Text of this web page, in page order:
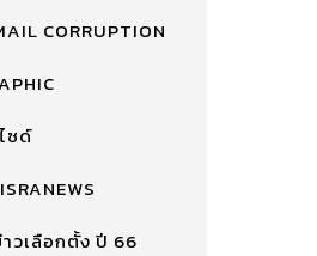
CORRUPTION
ซด์
าวเลือกตั้ง ปี 66